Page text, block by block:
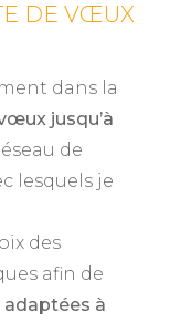
DE VŒUX
dans la
jusqu’à
de
lesquels je
des
afin de
à